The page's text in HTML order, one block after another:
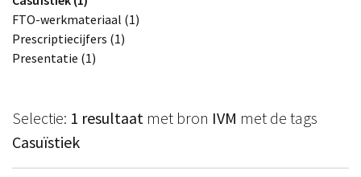
FTO-werkmateriaal (1)
Prescriptiecijfers (1)
Presentatie (1)
Selectie: 1 resultaat met bron IVM met de tags
Casuïstiek